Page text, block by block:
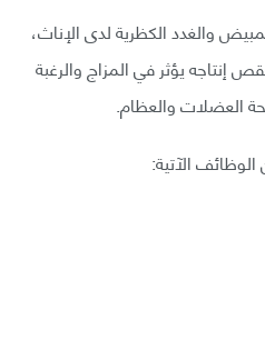
والغدد الكظرية لدى الإناث،
إنتاجه يؤثر في المزاج والرغبة
العضلات والعظام.
الآتية: